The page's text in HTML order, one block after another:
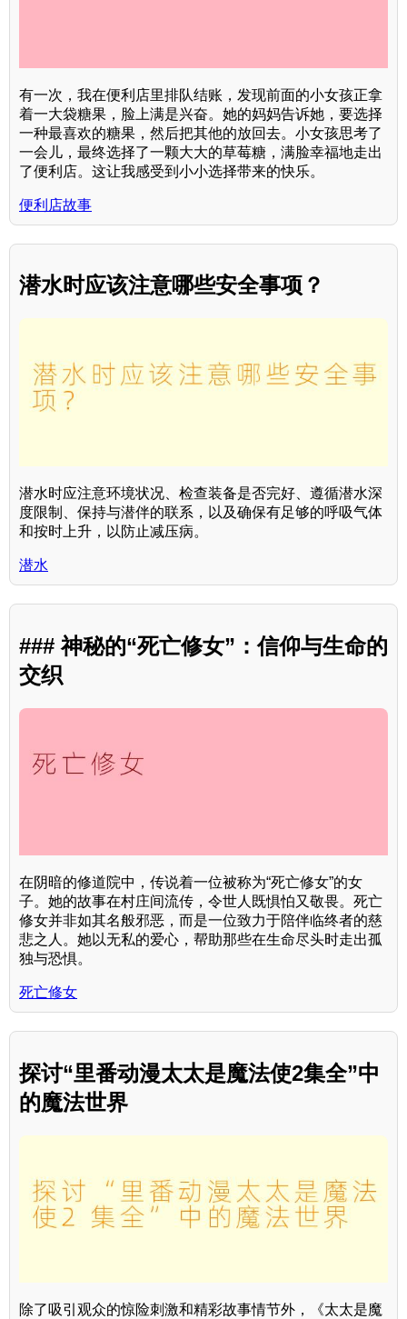
有一次，我在便利店里排队结账，发现前面的小女孩正拿
着一大袋糖果，脸上满是兴奋。她的妈妈告诉她，要选择
一种最喜欢的糖果，然后把其他的放回去。小女孩思考了
一会儿，最终选择了一颗大大的草莓糖，满脸幸福地走出
了便利店。这让我感受到小小选择带来的快乐。
便利店故事
潜水时应该注意哪些安全事项？
潜水时应注意环境状况、检查装备是否完好、遵循潜水深
度限制、保持与潜伴的联系，以及确保有足够的呼吸气体
和按时上升，以防止减压病。
潜水
### 神秘的“死亡修女”：信仰与生命的
交织
在阴暗的修道院中，传说着一位被称为“死亡修女”的女
子。她的故事在村庄间流传，令世人既惧怕又敬畏。死亡
修女并非如其名般邪恶，而是一位致力于陪伴临终者的慈
悲之人。她以无私的爱心，帮助那些在生命尽头时走出孤
独与恐惧。
死亡修女
探讨“里番动漫太太是魔法使2集全”中
的魔法世界
除了吸引观众的惊险刺激和精彩故事情节外，《太太是魔